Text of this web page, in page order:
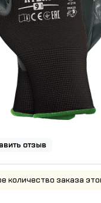
отзыв
количество заказа